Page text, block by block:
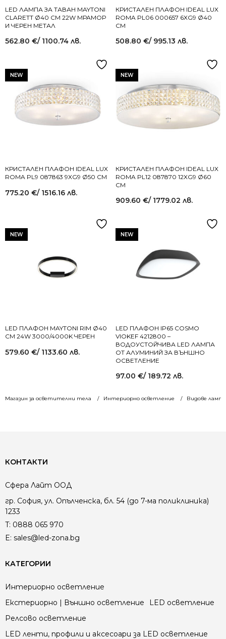
Магазин за осветителни тела Интериорно осветление Видове
LED ЛАМПА ЗА ТАВАН MAYTONI
CLARETT Ø40 СМ 22W МРАМОР
И ЧЕРЕН МЕТАЛ
562.80 €/ 1100.74 лв.
КРИСТАЛЕН ПЛАФОН IDEAL LUX
ROMA PL06 000657 6XG9 Ø40
СМ
508.80 €/ 995.13 лв.
NEW
КРИСТАЛЕН ПЛАФОН IDEAL LUX
ROMA PL9 087863 9XG9 Ø50 СМ
775.20 €/ 1516.16 лв.
NEW
КРИСТАЛЕН ПЛАФОН IDEAL LUX
ROMA PL12 087870 12XG9 Ø60
СМ
909.60 €/ 1779.02 лв.
NEW
LED ПЛАФОН MAYTONI RIM Ø40
СМ 24W 3000/4000K ЧЕРЕН
579.60 €/ 1133.60 лв.
NEW
LED ПЛАФОН IP65 COSMO
VIOKEF 4212800 –
ВОДОУСТОЙЧИВА LED ЛАМПА
ОТ АЛУМИНИЙ ЗА ВЪНШНО
ОСВЕТЛЕНИЕ
97.00 €/ 189.72 лв.
КОНТАКТИ
Сфера Лайт ООД
гр. София, ул. Опълченска, бл. 54 (до 7-ма поликлиника)
1233
T: 0888 065 970
E: sales@led-zona.bg
КАТЕГОРИИ
Интериорно осветление
Екстериорно | Външно осветление
LED осветление
Релсово осветление
LED ленти, профили и аксесоари за LED осветление